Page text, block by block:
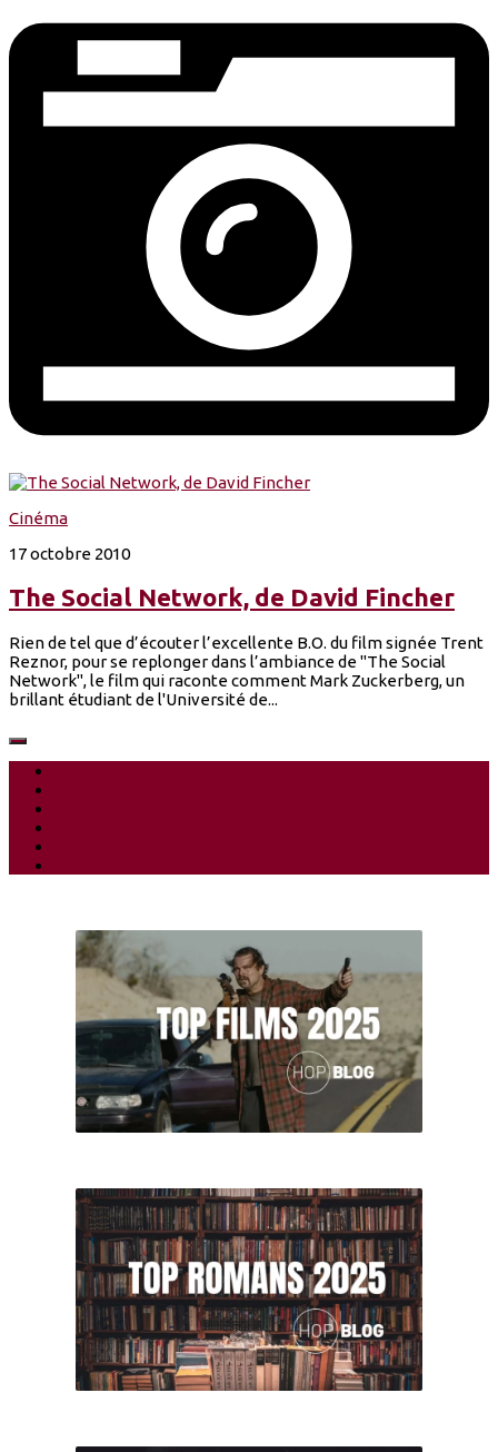
Cinéma
17 octobre 2010
The Social Network, de David Fincher
Rien de tel que d’écouter l’excellente B.O. du film signée Trent
Reznor, pour se replonger dans l’ambiance de "The Social
Network", le film qui raconte comment Mark Zuckerberg, un
brillant étudiant de l'Université de...